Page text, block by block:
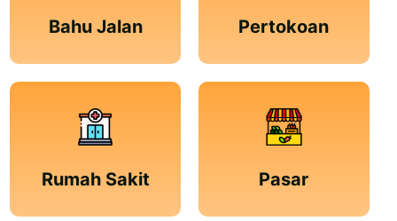
Bahu Jalan Pertokoan
Rumah Sakit Pasar